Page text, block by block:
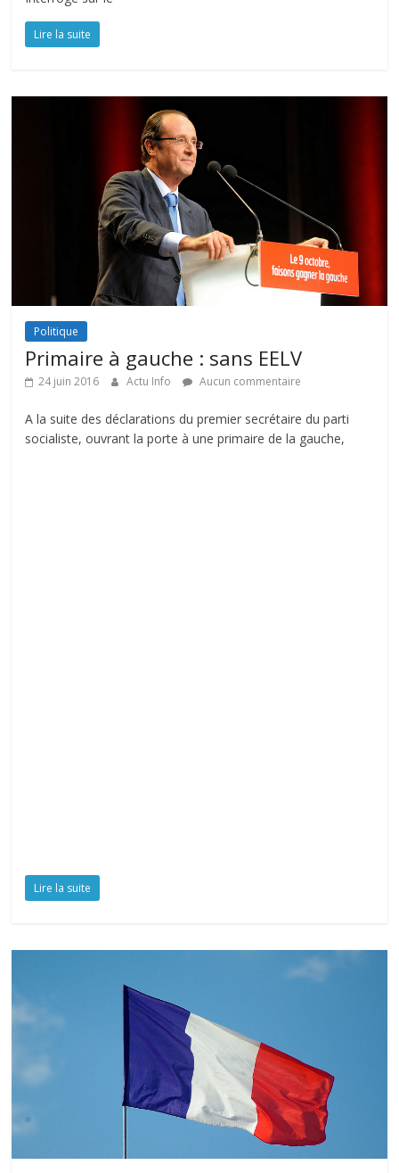
Lire la suite
Politique
Primaire à gauche : sans EELV
24 juin 2016 Actu Info Aucun commentaire
A la suite des déclarations du premier secrétaire du parti
socialiste, ouvrant la porte à une primaire de la gauche,
Lire la suite